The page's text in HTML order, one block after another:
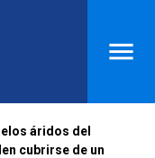
áridos del
cubrirse de un